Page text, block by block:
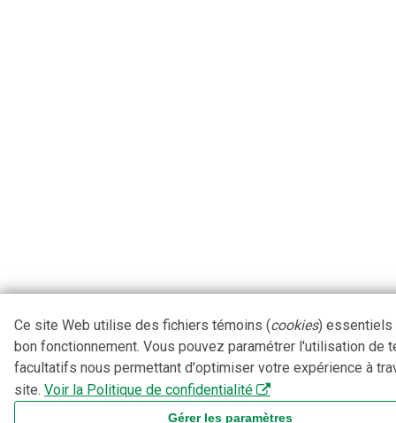
Ce site Web utilise des fichiers témoins (cookies) essentiels
bon fonctionnement. Vous pouvez paramétrer l'utilisation de
facultatifs nous permettant d'optimiser votre expérience à
site. Voir la Politique de confidentialité
Gérer les paramètres